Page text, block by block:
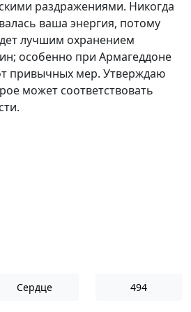
раздражениями. Никогда
ваша энергия, потому
лучшим охранением
особенно при Армагеддоне
привычных мер. Утверждаю
может соответствовать
Сердце 494